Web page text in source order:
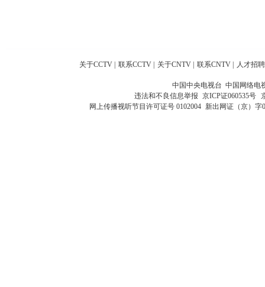
关于CCTV 联系CCTV 关于CNTV 联系CNTV 人才招聘
中国中央电视台 中国网络电
违法和不良信息举报 京ICP证060535号
网上传播视听节目许可证号 0102004 新出网证（京）